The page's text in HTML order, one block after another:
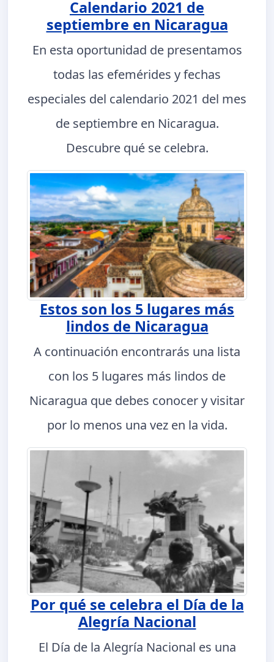
Calendario 2021 de
septiembre en Nicaragua
En esta oportunidad de presentamos
todas las efemérides y fechas
especiales del calendario 2021 del mes
de septiembre en Nicaragua.
Descubre qué se celebra.
Estos son los 5 lugares más
lindos de Nicaragua
A continuación encontrarás una lista
con los 5 lugares más lindos de
Nicaragua que debes conocer y visitar
por lo menos una vez en la vida.
Por qué se celebra el Día de la
Alegría Nacional
El Día de la Alegría Nacional es una